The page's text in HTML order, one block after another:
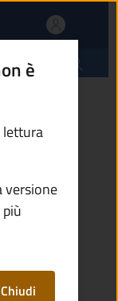
la
la
è
lettura
versione
Chiudi